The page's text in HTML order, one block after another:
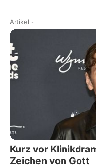
Artikel -
Kurz vor
Zeichen von Gott